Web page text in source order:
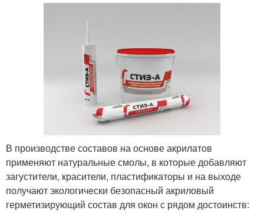
В производстве составов на основе акрилатов
применяют натуральные смолы, в которые добавляют
загустители, красители, пластификаторы и на выходе
получают экологически безопасный акриловый
герметизирующий состав для окон с рядом достоинств: